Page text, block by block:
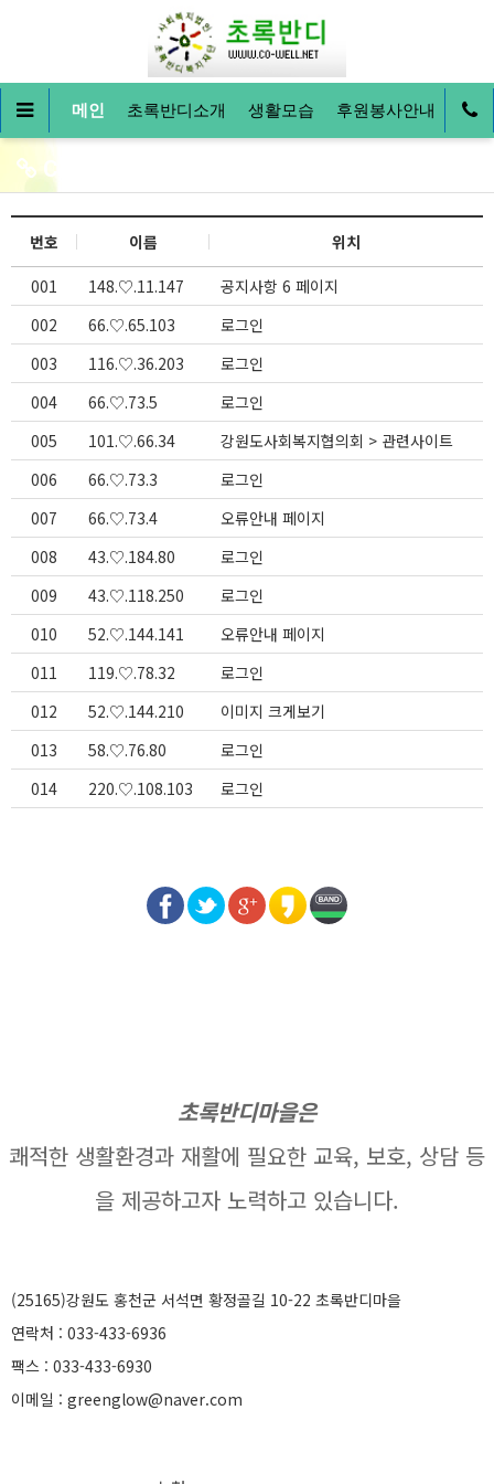
메인 초록반디소개 생활모습 후원봉사안내 커
Connect
번호 이름
위치
001
148.♡.11.147
공지사항 6 페이지
002
66.♡.65.103
로그인
003
116.♡.36.203
로그인
004
66.♡.73.5
로그인
005
101.♡.66.34
강원도사회복지협의회 > 관련사이트
006
66.♡.73.3
로그인
007
66.♡.73.4
오류안내 페이지
008
43.♡.184.80
로그인
009
43.♡.118.250
로그인
010
52.♡.144.141
오류안내 페이지
011
119.♡.78.32
로그인
012
52.♡.144.210
이미지 크게보기
013
58.♡.76.80
로그인
014
220.♡.108.103 로그인
초록반디마을은
쾌적한 생활환경과 재활에 필요한 교육, 보호, 상담 등
을 제공하고자 노력하고 있습니다.
(25165)강원도 홍천군 서석면 황정골길 10-22 초록반디마을
연락처 : 033-433-6936
팩스 : 033-433-6930
이메일 : greenglow@naver.com